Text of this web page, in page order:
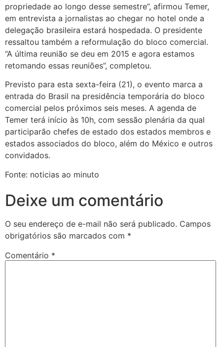
propriedade ao longo desse semestre”, afirmou Temer,
em entrevista a jornalistas ao chegar no hotel onde a
delegação brasileira estará hospedada. O presidente
ressaltou também a reformulação do bloco comercial.
“A última reunião se deu em 2015 e agora estamos
retomando essas reuniões”, completou.
Previsto para esta sexta-feira (21), o evento marca a
entrada do Brasil na presidência temporária do bloco
comercial pelos próximos seis meses. A agenda de
Temer terá início às 10h, com sessão plenária da qual
participarão chefes de estado dos estados membros e
estados associados do bloco, além do México e outros
convidados.
Fonte: noticias ao minuto
Deixe um comentário
O seu endereço de e-mail não será publicado. Campos
obrigatórios são marcados com *
Comentário *